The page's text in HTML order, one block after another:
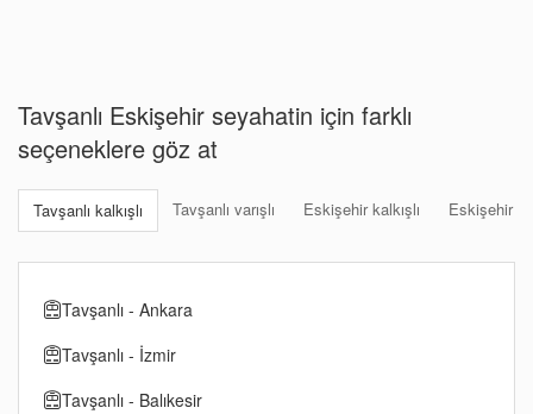
Tavşanlı Eskişehir seyahatin için farklı
seçeneklere göz at
Tavşanlı kalkışlı Tavşanlı varışlı Eskişehir kalkışlı Eskişehir
Tavşanlı - Ankara
Tavşanlı - İzmir
Tavşanlı - Balıkesir